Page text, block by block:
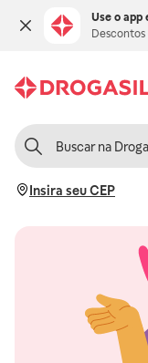
Use o app
Insira seu CEP